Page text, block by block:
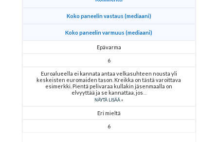
Koko paneelin vastaus (mediaani)
Koko paneelin varmuus (mediaani)
Epävarma
6
Euroalueella ei kannata antaa velkasuhteen nousta yli
keskeisten euromaiden tason. Kreikka on tästä varoittava
esimerkki. Pientä pelivaraa kullakin jäsenmaalla on
elvyyttää ja se kannattaa, jos
NÄYTÄ LISÄÄ
Eri mieltä
6